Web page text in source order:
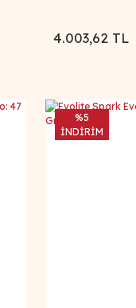
4.003,62 TL
%5
İNDİRİM